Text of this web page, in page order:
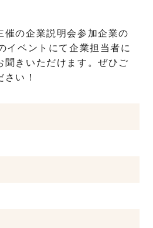
催の企業説明会参加企業の
イベントにて企業担当者に
聞きいただけます。ぜひご
い！